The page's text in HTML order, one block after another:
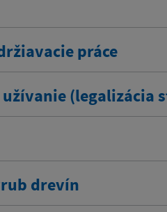
práce
(legalizácia
drevín